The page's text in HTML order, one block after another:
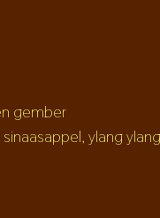
gember
ylang